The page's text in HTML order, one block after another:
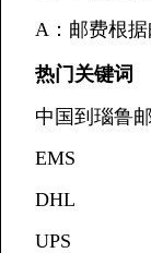
A：邮费根
热门关键词
中国到瑙鲁
EMS
DHL
UPS